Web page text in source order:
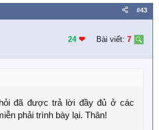
quan trong các group thì bác có
ạ?
viết truyện vì sở thích và không
này, việc bác cố gắng đi PR là
phải không bác ạ?
vi gây phản cảm cho truyện, bác
#43
24 ❤︎ Bài viết: 7
đã được trả lời đầy đủ ở các
phải trình bày lại. Thân!